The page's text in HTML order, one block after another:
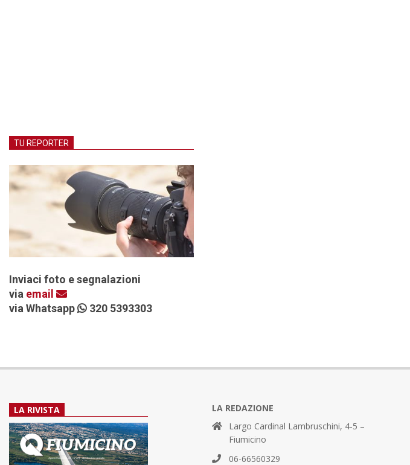
TU REPORTER
Inviaci foto e segnalazioni
via email
via Whatsapp
320 5393303
LA RIVISTA
LA REDAZIONE
Largo Cardinal Lambruschini, 4-5 –
Fiumicino
06-66560329